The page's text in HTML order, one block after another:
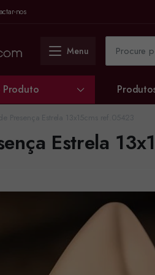
nos
Menu
Produto
Estrela